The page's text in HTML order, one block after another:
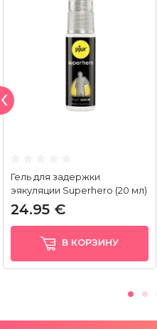
Гель для задержки
эякуляции Superhero (20 мл)
24.95 €
В КОРЗИНУ